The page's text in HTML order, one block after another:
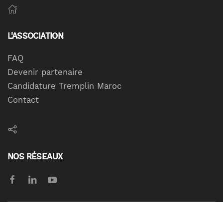
L'ASSOCIATION
FAQ
Devenir partenaire
Candidature Tremplin Maroc
Contact
NOS RÉSEAUX